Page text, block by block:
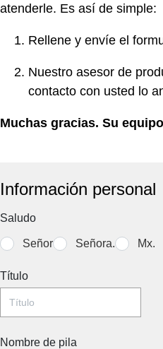
atenderle. Es así de simple:
Rellene y envíe el
Nuestro asesor de
contacto con usted lo
Muchas gracias. Su
Información personal
Saludo
Señor Señora. Mx.
Título
Nombre de pila